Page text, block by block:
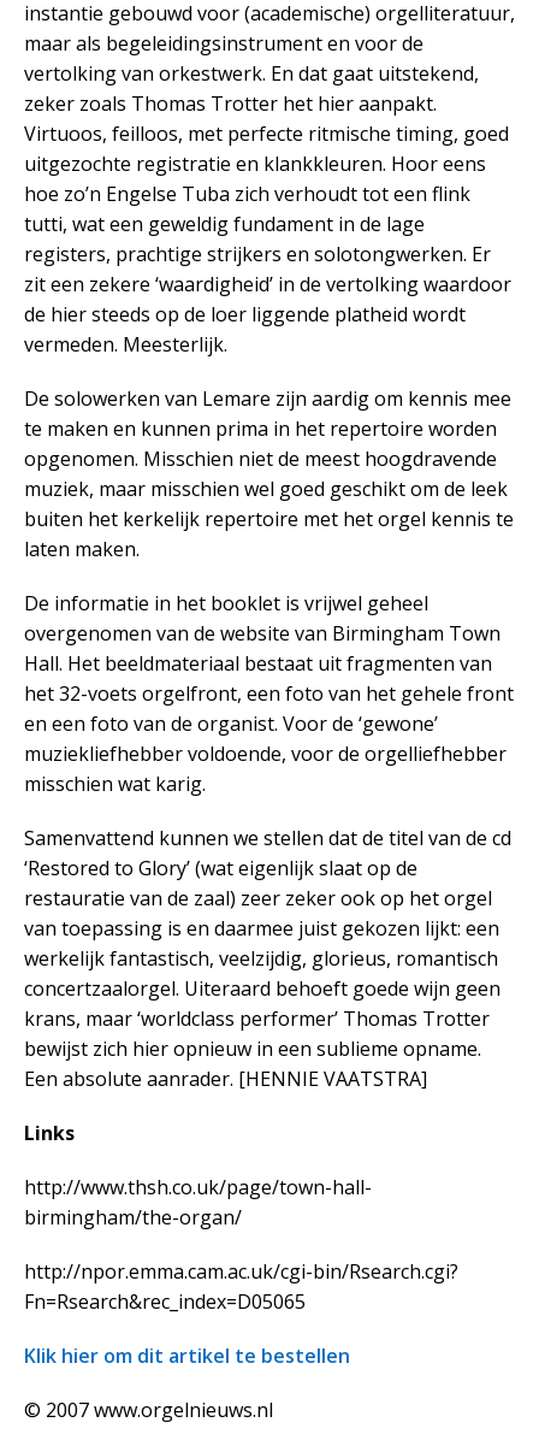
instantie gebouwd voor (academische) orgelliteratuur,
maar als begeleidingsinstrument en voor de
vertolking van orkestwerk. En dat gaat uitstekend,
zeker zoals Thomas Trotter het hier aanpakt.
Virtuoos, feilloos, met perfecte ritmische timing, goed
uitgezochte registratie en klankkleuren. Hoor eens
hoe zo’n Engelse Tuba zich verhoudt tot een flink
tutti, wat een geweldig fundament in de lage
registers, prachtige strijkers en solotongwerken. Er
zit een zekere ‘waardigheid’ in de vertolking waardoor
de hier steeds op de loer liggende platheid wordt
vermeden. Meesterlijk.
De solowerken van Lemare zijn aardig om kennis mee
te maken en kunnen prima in het repertoire worden
opgenomen. Misschien niet de meest hoogdravende
muziek, maar misschien wel goed geschikt om de leek
buiten het kerkelijk repertoire met het orgel kennis te
laten maken.
De informatie in het booklet is vrijwel geheel
overgenomen van de website van Birmingham Town
Hall. Het beeldmateriaal bestaat uit fragmenten van
het 32-voets orgelfront, een foto van het gehele front
en een foto van de organist. Voor de ‘gewone’
muziekliefhebber voldoende, voor de orgelliefhebber
misschien wat karig.
Samenvattend kunnen we stellen dat de titel van de cd
‘Restored to Glory’ (wat eigenlijk slaat op de
restauratie van de zaal) zeer zeker ook op het orgel
van toepassing is en daarmee juist gekozen lijkt: een
werkelijk fantastisch, veelzijdig, glorieus, romantisch
concertzaalorgel. Uiteraard behoeft goede wijn geen
krans, maar ‘worldclass performer’ Thomas Trotter
bewijst zich hier opnieuw in een sublieme opname.
Een absolute aanrader. [HENNIE VAATSTRA]
Links
http://www.thsh.co.uk/page/town-hall-
birmingham/the-organ/
http://npor.emma.cam.ac.uk/cgi-bin/Rsearch.cgi?
Fn=Rsearch&rec_index=D05065
Klik hier om dit artikel te bestellen
© 2007 www.orgelnieuws.nl